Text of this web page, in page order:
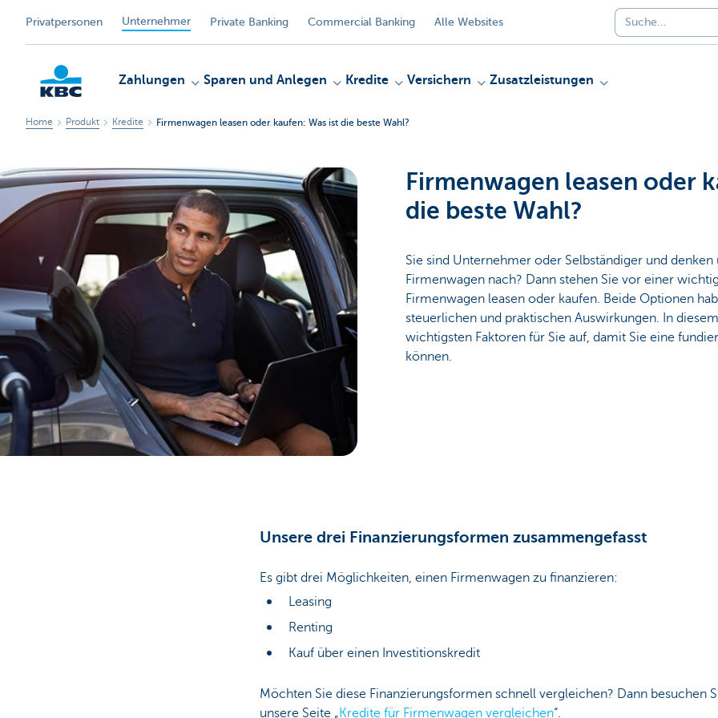
Privatpersonen Unternehmer Private Banking Commercial Banking Alle Websites
KBC
Unternehmer
Zahlungen Sparen und Anlegen Kredite Versichern Zusatzleistungen
Home Produkt Kredite Firmenwagen leasen oder kaufen: Was ist die beste Wahl?
Firmenwagen leasen oder
die beste Wahl?
Sie sind Unternehmer oder Selbständiger und
Firmenwagen nach? Dann stehen Sie vor einer
Firmenwagen leasen oder kaufen. Beide Optionen
steuerlichen und praktischen Auswirkungen. In
wichtigsten Faktoren für Sie auf, damit Sie eine
können.
Unsere drei Finanzierungsformen zusammengefasst
Es gibt drei Möglichkeiten, einen Firmenwagen zu finanzieren:
Leasing
Renting
Kauf über einen Investitionskredit
Möchten Sie diese Finanzierungsformen schnell vergleichen? Dann besuchen
unsere Seite „Kredite für Firmenwagen vergleichen“.